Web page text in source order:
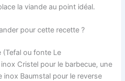
la viande au point idéal.
pour cette recette ?
ou fonte Le
Cristel pour le barbecue, une
Baumstal pour le reverse